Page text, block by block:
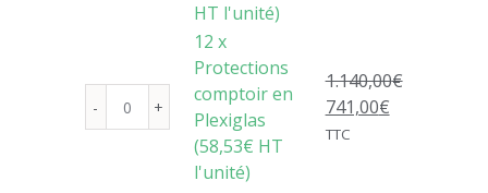
Plexiglas
l'unité)
Protections
comptoir
en
Plexiglas
HT l'unité)
quantité
12 x
Protections
comptoir en
Plexiglas
(58,53€ HT
l'unité)
1.140,00€
741,00€
TTC